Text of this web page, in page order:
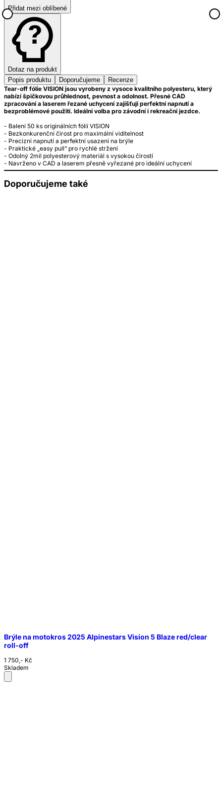
Přidat mezi oblíbené
Dotaz na produkt
Popis produktu
Doporučujeme
Recenze
Tear-off fólie VISION jsou vyrobeny z vysoce kvalitního polyesteru, který
nabízí špičkovou průhlednost, pevnost a odolnost. Přesné CAD
zpracování a laserem řezané uchycení zajišťují perfektní napnutí a
bezproblémové použití. Ideální volba pro závodní i rekreační jezdce.
- Balení 50 ks originálních fólií VISION
- Bezkonkurenční čirost pro maximální viditelnost
- Precizní napnutí a perfektní usazení na brýle
- Praktické „easy pull“ pro rychlé stržení
- Odolný 2mil polyesterový materiál s vysokou čirostí
Doporučujeme také
Brýle na motokros 2025 Alpinestars Vision 5 Blaze red/clear
roll-off
1 750,- Kč
Skladem